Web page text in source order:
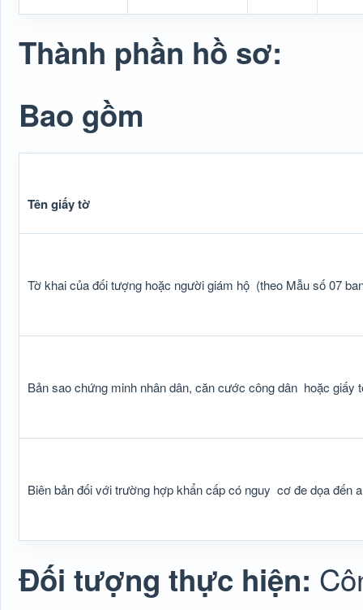
Thành phần hồ sơ:
Bao gồm
Tên giấy tờ
Tờ khai của đối tượng hoặc người giám hộ (theo Mẫu số 07
Bản sao chứng minh nhân dân, căn cước công dân hoặc giấy
Biên bản đối với trường hợp khẩn cấp có nguy cơ đe dọa đến
Đối tượng thực hiện: